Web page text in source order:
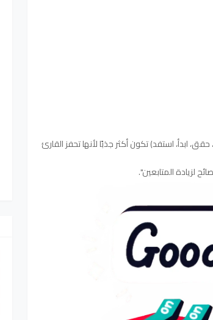
ابدأ، استفد) تكون أكثر جذبًا لأنها تحفز القارئ
لزيادة المتابعين".